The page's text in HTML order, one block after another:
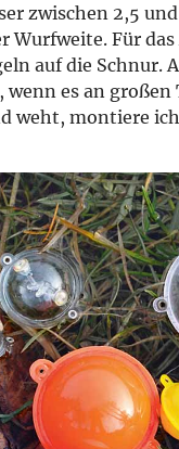
zwischen 2,5
Wurfweite. Für
auf die Schnur.
es an
weht, montiere